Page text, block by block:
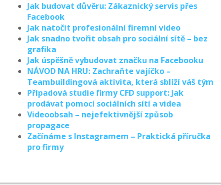
Jak budovat důvěru: Zákaznický servis přes
Facebook
Jak natočit profesionální firemní video
Jak snadno tvořit obsah pro sociální sítě – bez
grafika
Jak úspěšně vybudovat značku na Facebooku
NÁVOD NA HRU: Zachraňte vajíčko –
Teambuildingová aktivita, která sblíží váš tým
Případová studie firmy CFD support: Jak
prodávat pomocí sociálních sítí a videa
Videoobsah – nejefektivnější způsob
propagace
Začínáme s Instagramem – Praktická příručka
pro firmy